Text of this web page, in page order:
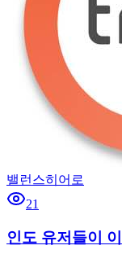
밸런스히어로
21
인도 유저들이